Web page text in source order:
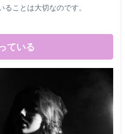
ことは大切なのです。
ている